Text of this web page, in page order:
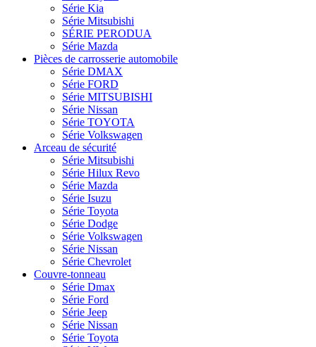
Série Kia
Série Mitsubishi
SÉRIE PERODUA
Série Mazda
Pièces de carrosserie automobile
Série DMAX
Série FORD
Série MITSUBISHI
Série Nissan
Série TOYOTA
Série Volkswagen
Arceau de sécurité
Série Mitsubishi
Série Hilux Revo
Série Mazda
Série Isuzu
Série Toyota
Série Dodge
Série Volkswagen
Série Nissan
Série Chevrolet
Couvre-tonneau
Série Dmax
Série Ford
Série Jeep
Série Nissan
Série Toyota